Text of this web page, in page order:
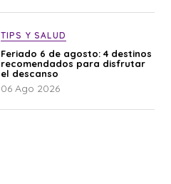
TIPS Y SALUD
Feriado 6 de agosto: 4 destinos
recomendados para disfrutar
el descanso
06 Ago 2026